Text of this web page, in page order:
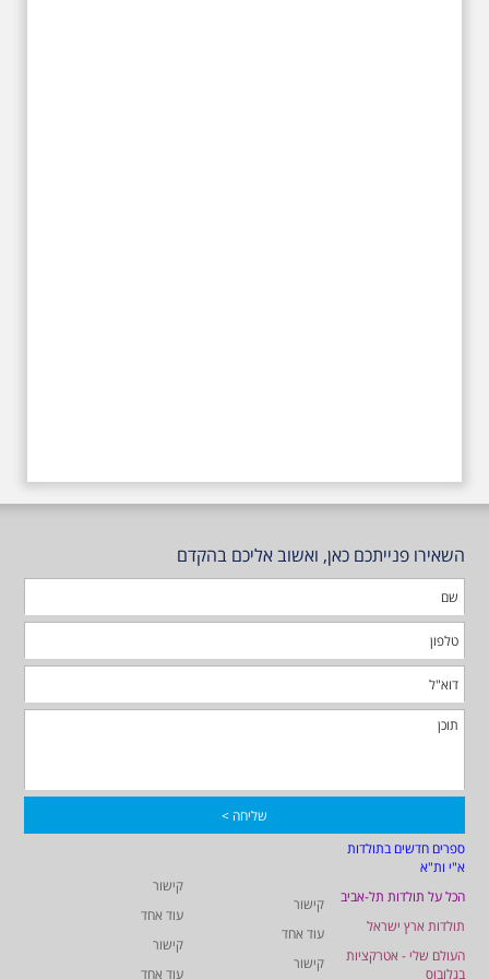
השאירו פנייתכם כאן, ואשוב אליכם בהקדם
ספרים חדשים בתולדות
א"י ות"א
הכל על תולדות תל-אביב
תולדות ארץ ישראל
העולם שלי - אטרקציות
בגלובוס
קישור
עוד אחד
קישור
קישור
עוד אחד
קישור
עוד אחד